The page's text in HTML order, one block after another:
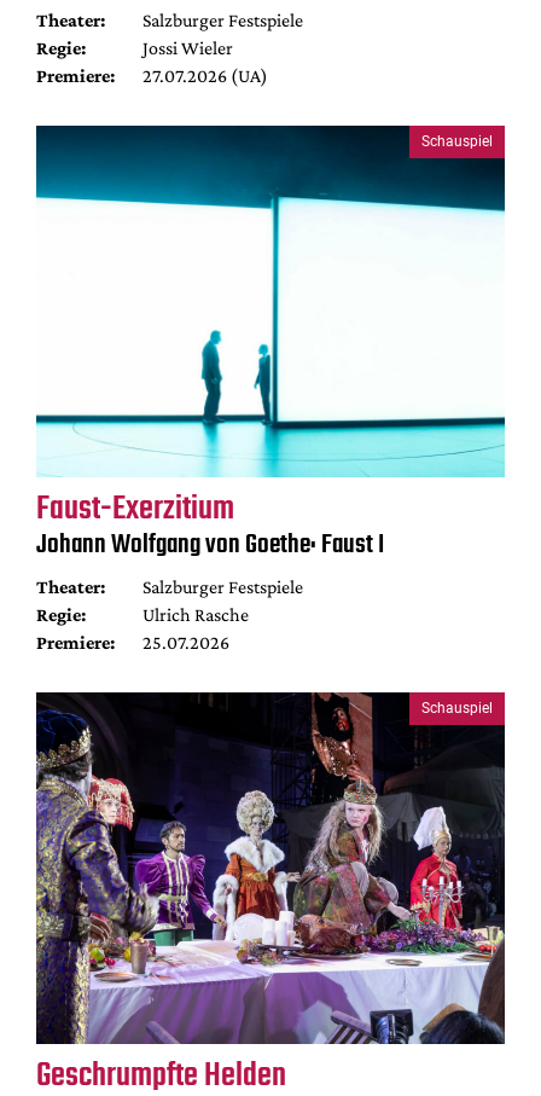
Theater:
Salzburger Festspiele
Regie:
Jossi Wieler
Premiere:
27.07.2026 (UA)
Schauspiel
Faust-Exerzitium
Johann Wolfgang von Goethe: Faust I
Theater:
Salzburger Festspiele
Regie:
Ulrich Rasche
Premiere:
25.07.2026
Schauspiel
Geschrumpfte Helden